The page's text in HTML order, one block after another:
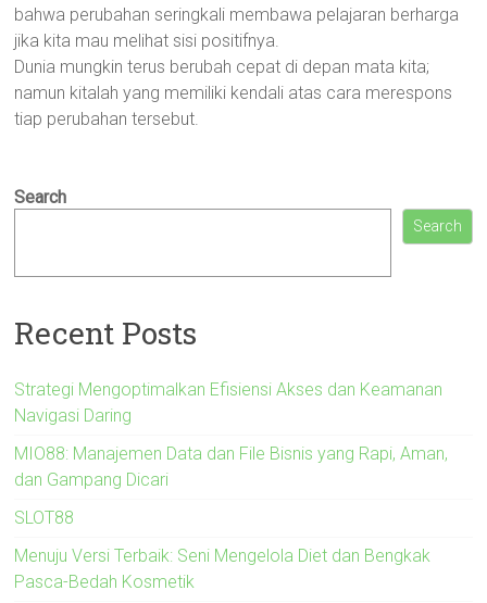
bahwa perubahan seringkali membawa pelajaran berharga
jika kita mau melihat sisi positifnya.
Dunia mungkin terus berubah cepat di depan mata kita;
namun kitalah yang memiliki kendali atas cara merespons
tiap perubahan tersebut.
Search
Search
Recent Posts
Strategi Mengoptimalkan Efisiensi Akses dan Keamanan
Navigasi Daring
MIO88: Manajemen Data dan File Bisnis yang Rapi, Aman,
dan Gampang Dicari
SLOT88
Menuju Versi Terbaik: Seni Mengelola Diet dan Bengkak
Pasca-Bedah Kosmetik